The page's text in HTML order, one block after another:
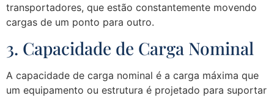
transportadores, que estão constantemente movendo
cargas de um ponto para outro.
3. Capacidade de Carga Nominal
A capacidade de carga nominal é a carga máxima que
um equipamento ou estrutura é projetado para suportar